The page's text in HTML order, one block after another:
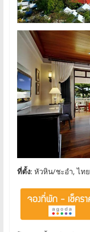
ที่ตั้ง: หัวหิน/ชะอำ, ไทย